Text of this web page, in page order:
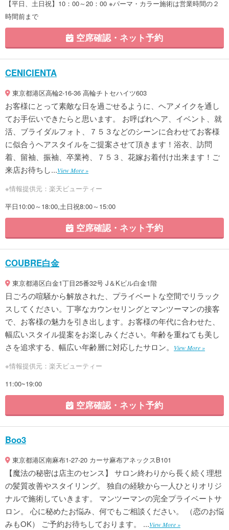
【平日、土日祝】10：00～20：00 ※パーマ・カラー施術は営業時間の２
時間前まで
空席確認・ネット予約
CENICIENTA
東京都港区高輪2-16-36 高輪チトセハイツ603
お客様にとって素敵な日を過ごせるように、ヘアメイクを通し
てお手伝いできたらと思います。 お呼ばれヘア、イベント、就
活、ブライダルフォト、７５３などのシーンに合わせてお客様
に似合うヘアスタイルをご提案させて頂きます！浴衣、訪問
着、留袖、振袖、卒業袴、７５３、花嫁お着付け出来ます！ご
来店お待ちし...View More »
※情報提供元：楽天ビューティー
平日10:00～18:00,土日祝8:00～15:00
空席確認・ネット予約
COUBRE白金
東京都港区白金1丁目25番32号 J＆Kビル白金1階
日ごろの喧騒から解放された、プライベートな空間でリラック
スしてください。丁寧なカウンセリングとマンツーマンの接客
で、お客様の魅力を引き出します。お客様の年代に合わせた、
幅広いスタイル提案をお楽しみください。年齢を重ねても美し
さを追求する、幅広い年齢層に対応したサロン。
View More »
※情報提供元：楽天ビューティー
11:00~19:00
空席確認・ネット予約
Boo3
東京都港区南麻布1-27-20 カーサ麻布アネックスB101
【魔法の秘密は店主のセンス】 サロン終わりから長く続く理想
の髪質改善やスタイリング。 独自の経験から一人ひとりオリジ
ナルで施術していきます。 マンツーマンの完全プライベートサ
ロン。 心に秘めたお悩み、何でもご相談ください。 （恋のお悩
みもOK） ご予約お待ちしております。 ...View More »